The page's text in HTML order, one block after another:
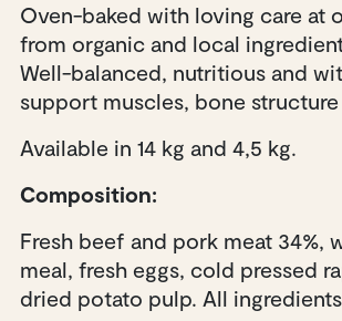
Oven-baked with loving care at
from organic and local
Well-balanced, nutritious and
support muscles, bone
Available in 14 kg and 4,5 kg.
Composition:
Fresh beef and pork meat 34%,
meal, fresh eggs, cold pressed
dried potato pulp. All